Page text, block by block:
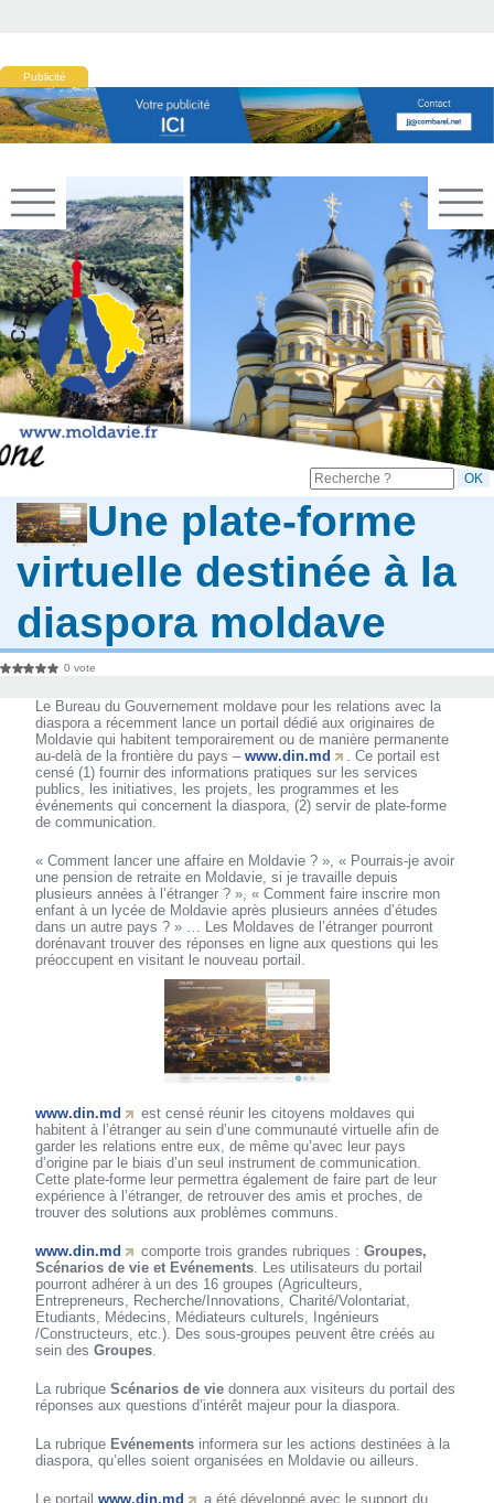
Publicité
Une plate-forme
virtuelle destinée à la
diaspora moldave
0 vote
Le Bureau du Gouvernement moldave pour les relations avec la
diaspora a récemment lance un portail dédié aux originaires de
Moldavie qui habitent temporairement ou de manière permanente
au-delà de la frontière du pays –www.din.md
. Ce portail est
censé (1) fournir des informations pratiques sur les services
publics, les initiatives, les projets, les programmes et les
événements qui concernent la diaspora, (2) servir de plate-forme
de communication.
« Comment lancer une affaire en Moldavie ? », « Pourrais-je avoir
une pension de retraite en Moldavie, si je travaille depuis
plusieurs années à l’étranger ? », « Comment faire inscrire mon
enfant à un lycée de Moldavie après plusieurs années d’études
dans un autre pays ? » … Les Moldaves de l’étranger pourront
dorénavant trouver des réponses en ligne aux questions qui les
préoccupent en visitant le nouveau portail.
www.din.md
est censé réunir les citoyens moldaves qui
habitent à l’étranger au sein d’une communauté virtuelle afin de
garder les relations entre eux, de même qu’avec leur pays
d’origine par le biais d’un seul instrument de communication.
Cette plate-forme leur permettra également de faire part de leur
expérience à l’étranger, de retrouver des amis et proches, de
trouver des solutions aux problèmes communs.
www.din.md comporte trois grandes rubriques :Groupes,
Scénarios de vie et Evénements. Les utilisateurs du portail
pourront adhérer à un des 16 groupes (Agriculteurs,
Entrepreneurs, Recherche/Innovations, Charité/Volontariat,
Etudiants, Médecins, Médiateurs culturels, Ingénieurs
/Constructeurs, etc.). Des sous-groupes peuvent être créés au
sein desGroupes.
La rubriqueScénarios de vie donnera aux visiteurs du portail des
réponses aux questions d’intérêt majeur pour la diaspora.
La rubrique Evénements informera sur les actions destinées à la
diaspora, qu’elles soient organisées en Moldavie ou ailleurs.
Le portailwww.din.md
a été développé avec le support du